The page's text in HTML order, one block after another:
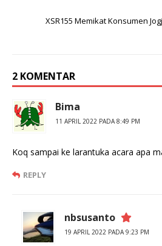
XSR155 Memikat Konsumen
2 KOMENTAR
Bima
11 APRIL 2022 PADA 8:49 PM
Koq sampai ke larantuka acara apa
REPLY
nbsusanto
19 APRIL 2022 PADA 9:23 PM